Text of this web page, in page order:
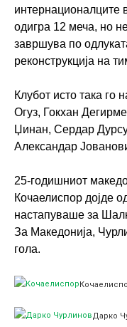
интернационалците
одигра 12 меча, но
завршува по
реконструкција на
Клубот исто така го
Огуз, Гокхан
Џинан, Сердар
Александар
25-годишниот
Кочаелиспор дојде
настапуваше за
За Македонија,
гола.
Дарко